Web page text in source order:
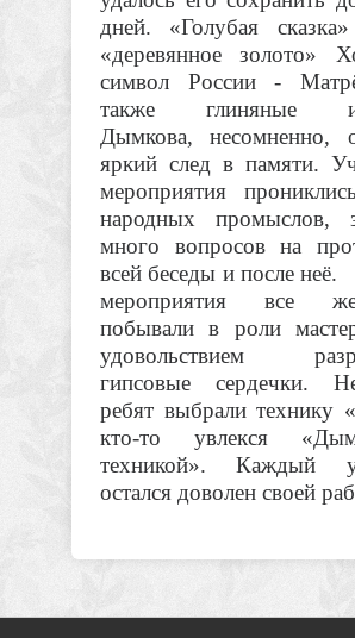
дней. «Голубая
«деревянное золото»
символ России -
также глиняные
Дымкова, несомненно,
яркий след в памяти.
мероприятия
народных промыслов,
много вопросов на
всей беседы и после
мероприятия все
побывали в роли
удовольствием
гипсовые сердечки.
ребят выбрали технику
кто-то увлекся
техникой». Каждый
остался доволен своей